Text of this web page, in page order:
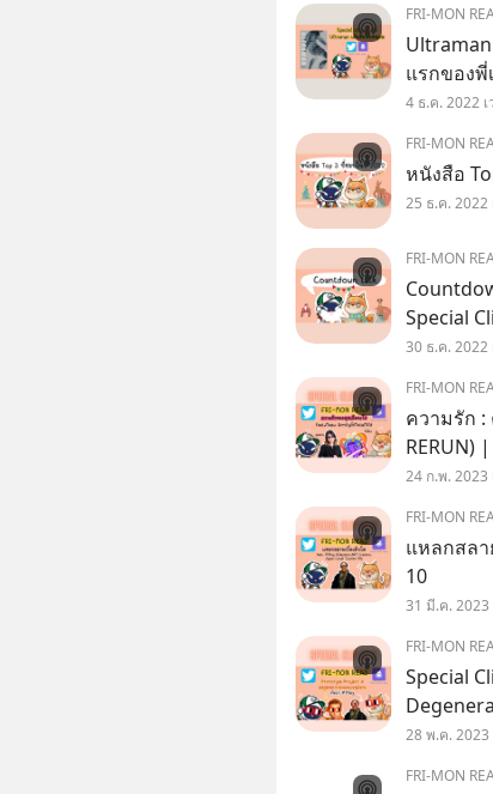
FRI-MON
Ultraman
แรกของพี่
4 ธ.ค. 2022
FRI-MON
หนังสือ
25 ธ.ค. 2022
FRI-MON
Special
30 ธ.ค. 2022
FRI-MON
ความรัก :
RERUN)
24 ก.พ. 2023
FRI-MON
แหลกสลา
10
31 มี.ค. 2023
FRI-MON
Special
ดด !!! 🍩Special Clip Episode กับพี่เดย์และพี่พลอยค่ะ วัน
28 พ.ค. 2023
FRI-MON